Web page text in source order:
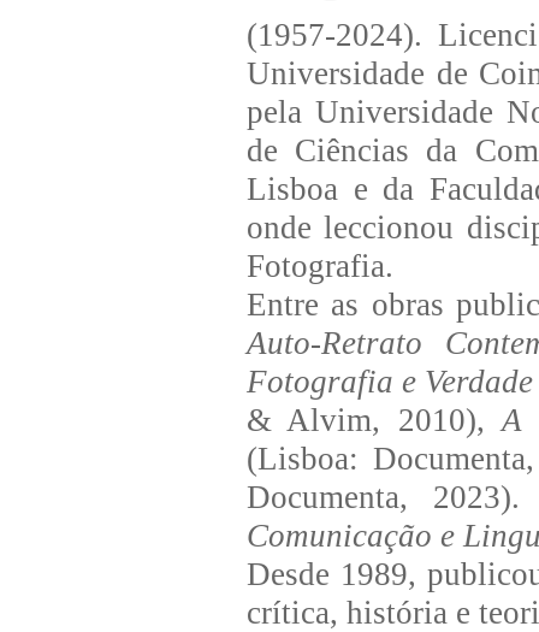
(1957-2024).
Universidade de
pela Universidade
de Ciências da
Lisboa e da
onde leccionou
Fotografia.
Entre as obras
Auto-Retrato
Fotografia e
& Alvim, 2010),A
(Lisboa:
Documenta,
Comunicação e
Desde 1989,
crítica, história e